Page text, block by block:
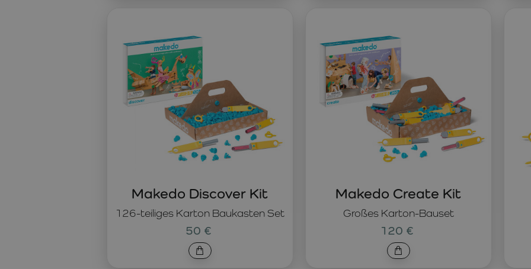
126-teiliges Karton Baukasten Set
Makedo Discover Kit
50 €
Großes Karton-Bauset
Makedo Create Kit
120 €